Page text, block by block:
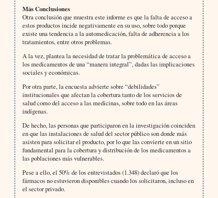
Más Conclusiones
Otra conclusión que muestra este informe es que la falta de acceso a
estos productos incide negativamente en su uso, sobre todo porque
existe una tendencia a la automedicación, falta de adherencia a los
tratamientos, entre otros problemas.
A la vez, plantea la necesidad de tratar la problemática de acceso a
los medicamentos de una “manera integral”, dadas las implicaciones
sociales y económicas.
Por otra parte, la encuesta advierte sobre “debilidades”
institucionales que afectan la cobertura tanto de los servicios de
salud como del acceso a las medicinas, sobre todo en las áreas
indígenas.
De hecho, las personas que participaron en la investigación coinciden
en que las instalaciones de salud del sector público son donde más
asisten para solicitar el producto, por lo que las convierte en un sitio
fundamental para la cobertura y distribución de los medicamentos a
las poblaciones más vulnerables.
Pese a ello, el 50% de los entrevistados (1.348) declaró que los
fármacos no estuvieron disponibles cuando los solicitaron, incluso en
el sector privado.